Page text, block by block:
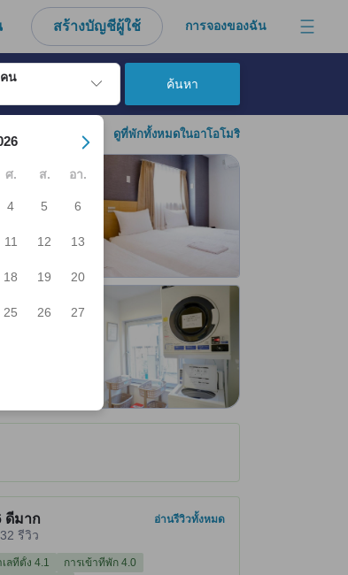
สร้างบัญชีผู้ใช้ การจองของฉัน
น
เช็คอินที่ต้องการ ให้กดปุ่ม Enter เพื่อเลือกวันเช็คอินดังกล่า
ศ. ส. อา.
4 5 6
11 12 13
18 19 20
25 26 27
ค้นหา
ดูที่พักทั้งหมดในอาโอโมริ
ดีมาก
32 รีวิว
อ่านรีวิวทั้งหมด
ลที่ตั้ง 4.1
การเข้าที่พัก 4.0
บการณ์ตรงของผู้เข้าพักอย่างแท้จริง